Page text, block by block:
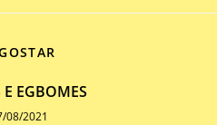
EGBOMES
08/2021